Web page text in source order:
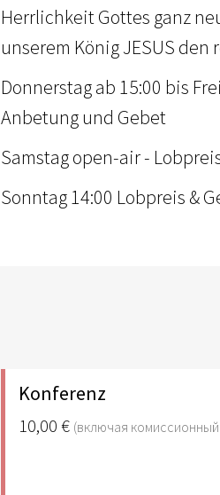
Herrlichkeit Gottes ganz
unserem König JESUS den
Donnerstag ab 15:00 bis
Anbetung und Gebet
Samstag open-air -
Sonntag 14:00 Lobpreis &
Konferenz
10,00 € (включая